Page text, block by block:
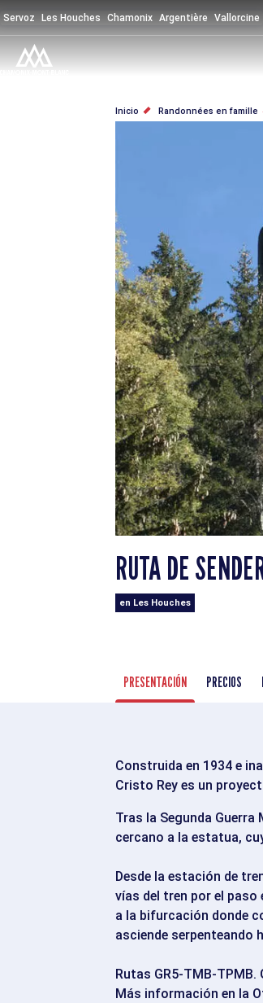
al
contenido
principal
Servoz Les Houches Chamonix Argentière Vallorcine
SOBRESCRIBIR
AYUDA
NAVEGACIÓN
Inicio Randonnées en famille
RUTA DE
en Les Houches
PRESENTACIÓN PRECIOS
Construida en 1934 e
Cristo Rey es un
Tras la Segunda
cercano a la estatua,
Desde la estación de
vías del tren por el paso
a la bifurcación donde
asciende serpenteando
Rutas GR5-TMB-TPMB.
Más información en la